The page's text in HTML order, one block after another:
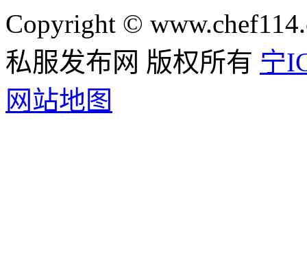
Copyright ©
私服发布网 版权所有 宁
网站地图